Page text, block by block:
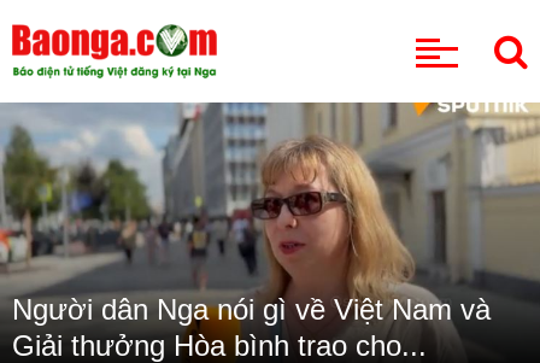
Người dân Nga nói gì về Việt Nam và
Giải thưởng Hòa bình trao cho...